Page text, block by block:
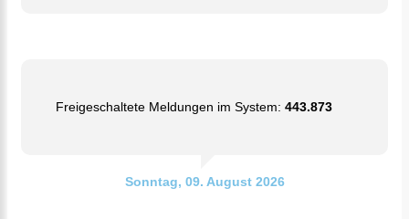
Freigeschaltete Meldungen im System: 443.873
Sonntag, 09. August 2026